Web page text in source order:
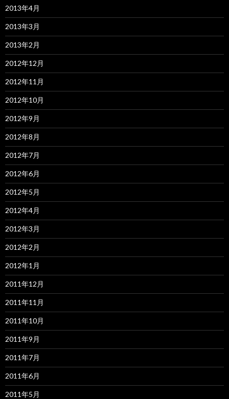
2013年4月
2013年3月
2013年2月
2012年12月
2012年11月
2012年10月
2012年9月
2012年8月
2012年7月
2012年6月
2012年5月
2012年4月
2012年3月
2012年2月
2012年1月
2011年12月
2011年11月
2011年10月
2011年9月
2011年7月
2011年6月
2011年5月